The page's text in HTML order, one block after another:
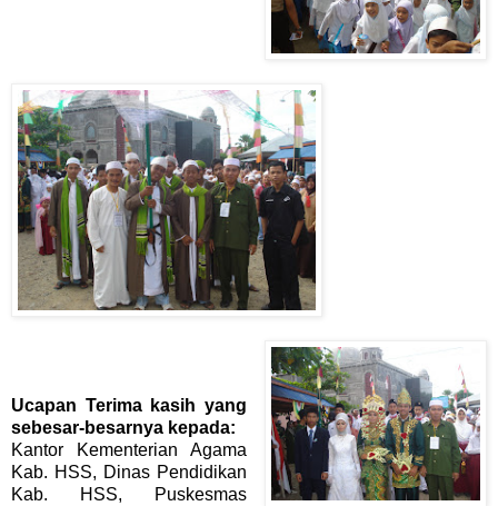
Ucapan Terima kasih yang
sebesar-besarnya kepada:
Kantor Kementerian Agama
Kab. HSS, Dinas Pendidikan
Kab. HSS, Puskesmas